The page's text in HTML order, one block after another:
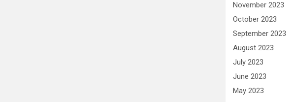
November 2023
October 2023
September 2023
August 2023
July 2023
June 2023
May 2023